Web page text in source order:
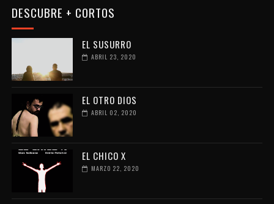
DESCUBRE + CORTOS
EL SUSURRO
ABRIL 23, 2020
EL OTRO DIOS
ABRIL 02, 2020
EL CHICO X
MARZO 22, 2020